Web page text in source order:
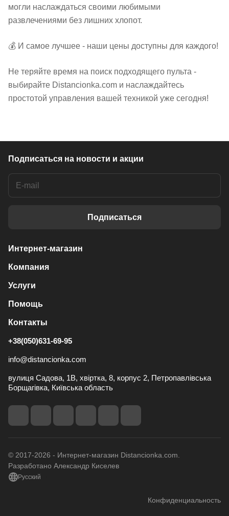
могли наслаждаться своими любимыми
развлечениями без лишних хлопот.
💰 И самое лучшее - наши цены доступны для каждого!
Не теряйте время на поиск подходящего пульта -
выбирайте Distancionka.com и наслаждайтесь
простотой управления вашей техникой уже сегодня!
Подписаться на новости и акции
Подписаться
Интернет-магазин
Компания
Услуги
Помощь
Контакты
+38(050)631-69-95
info@distancionka.com
вулиця Садова, 1В, хвіртка, 8, корпус 2, Петропавлівська
Борщагівка, Київська область
© 2017-2026 - Интернет-магазин Distancionka.com.
Разработано Александр Киселев
Русский
Конфиденциальность